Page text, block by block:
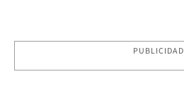
PUBLICIDAD